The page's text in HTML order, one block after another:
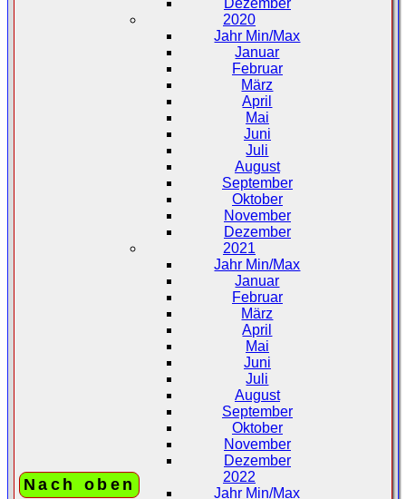
2020
Jahr Min/Max
Januar
Februar
März
April
Mai
Juni
Juli
August
September
Oktober
November
Dezember
2021
Jahr Min/Max
Januar
Februar
März
April
Mai
Juni
Juli
August
September
Oktober
November
Dezember
2022
Jahr Min/Max
Nach oben